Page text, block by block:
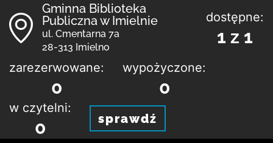
Gminna Biblioteka
Publiczna w Imielnie
ul. Cmentarna 7a
28-313 Imielno
dostępne:
1 z 1
zarezerwowane:
0
wypożyczone:
0
w czytelni:
0 sprawdź